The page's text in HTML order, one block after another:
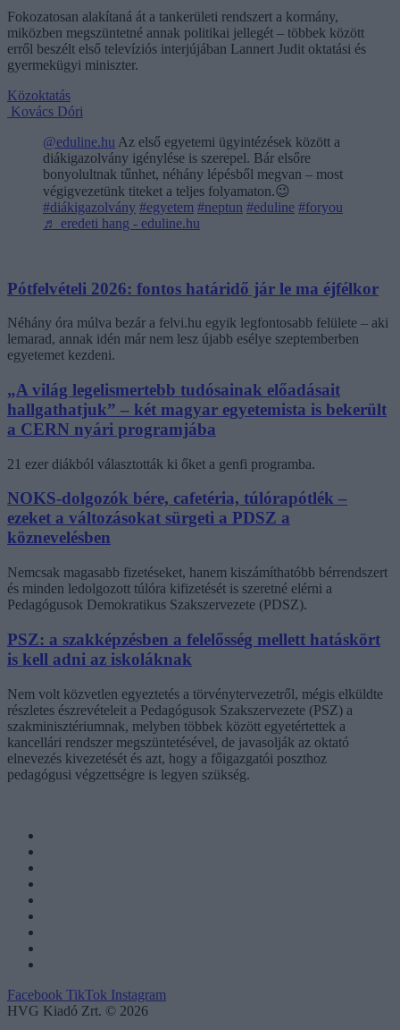
Fokozatosan alakítaná át a tankerületi rendszert a kormány,
miközben megszüntetné annak politikai jellegét – többek között
erről beszélt első televíziós interjújában Lannert Judit oktatási és
gyermekügyi miniszter.
Közoktatás
Kovács Dóri
@eduline.hu Az első egyetemi ügyintézések között a
diákigazolvány igénylése is szerepel. Bár elsőre
bonyolultnak tűnhet, néhány lépésből megvan – most
végigvezetünk titeket a teljes folyamaton.😉
#diákigazolvány #egyetem #neptun #eduline #foryou
♬ eredeti hang - eduline.hu
Pótfelvételi 2026: fontos határidő jár le ma éjfélkor
Néhány óra múlva bezár a felvi.hu egyik legfontosabb felülete – aki
lemarad, annak idén már nem lesz újabb esélye szeptemberben
egyetemet kezdeni.
„A világ legelismertebb tudósainak előadásait
hallgathatjuk” – két magyar egyetemista is bekerült
a CERN nyári programjába
21 ezer diákból választották ki őket a genfi programba.
NOKS-dolgozók bére, cafetéria, túlórapótlék –
ezeket a változásokat sürgeti a PDSZ a
köznevelésben
Nemcsak magasabb fizetéseket, hanem kiszámíthatóbb bérrendszert
és minden ledolgozott túlóra kifizetését is szeretné elérni a
Pedagógusok Demokratikus Szakszervezete (PDSZ).
PSZ: a szakképzésben a felelősség mellett hatáskört
is kell adni az iskoláknak
Nem volt közvetlen egyeztetés a törvénytervezetről, mégis elküldte
részletes észrevételeit a Pedagógusok Szakszervezete (PSZ) a
szakminisztériumnak, melyben többek között egyetértettek a
kancellári rendszer megszüntetésével, de javasolják az oktató
elnevezés kivezetését és azt, hogy a főigazgatói poszthoz
pedagógusi végzettségre is legyen szükség.
Facebook TikTok Instagram
HVG Kiadó Zrt. © 2026